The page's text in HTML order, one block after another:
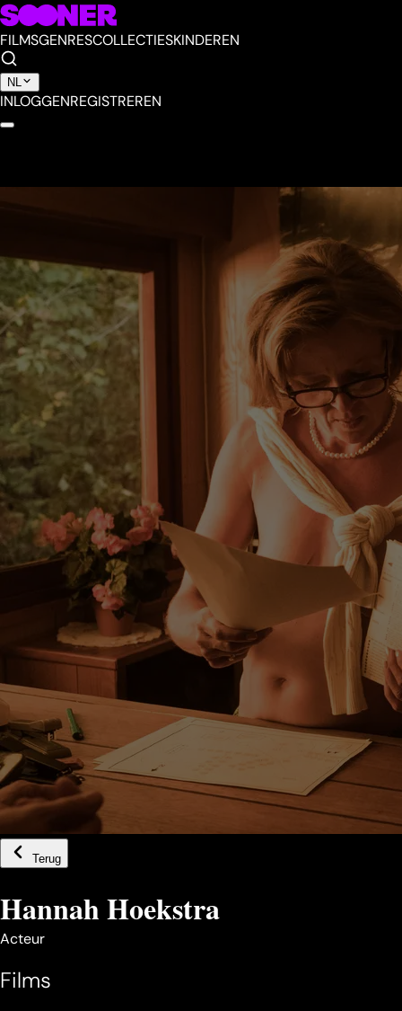
FILMSGENRESCOLLECTIESKINDEREN
NL
INLOGGENREGISTREREN
Terug
Hannah Hoekstra
Acteur
Films